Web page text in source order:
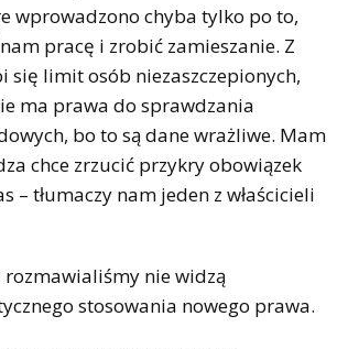
wprowadzono chyba tylko po to,
pracę i zrobić zamieszanie. Z
się limit osób niezaszczepionych,
ma prawa do sprawdzania
bo to są dane wrażliwe. Mam
chce zrzucić przykry obowiązek
– tłumaczy nam jeden z właścicieli
nie widzą
stosowania nowego prawa.